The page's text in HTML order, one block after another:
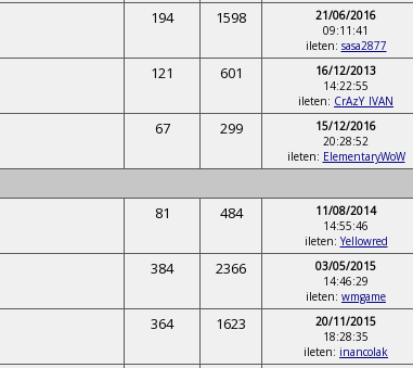
194 1598
21/06/2016
09:11:41
ileten: sasa2877
121 601
16/12/2013
14:22:55
ileten: CrAzY_IVAN
67 299
15/12/2016
20:28:52
ileten: ElementaryWoW
81 484
11/08/2014
14:55:46
ileten:Yellowred
384 2366
03/05/2015
14:46:29
ileten: wmgame
364 1623
20/11/2015
18:28:35
ileten: inancolak